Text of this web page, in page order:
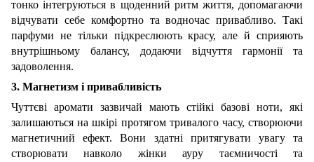
тонко інтегруються в щоденний ритм життя, допомагаючи
відчувати себе комфортно та водночас привабливо. Такі
парфуми не тільки підкреслюють красу, але й сприяють
внутрішньому балансу, додаючи відчуття гармонії та
задоволення.
3. Магнетизм і привабливість
Чуттєві аромати зазвичай мають стійкі базові ноти, які
залишаються на шкірі протягом тривалого часу, створюючи
магнетичний ефект. Вони здатні притягувати увагу та
створювати навколо жінки ауру таємничості та